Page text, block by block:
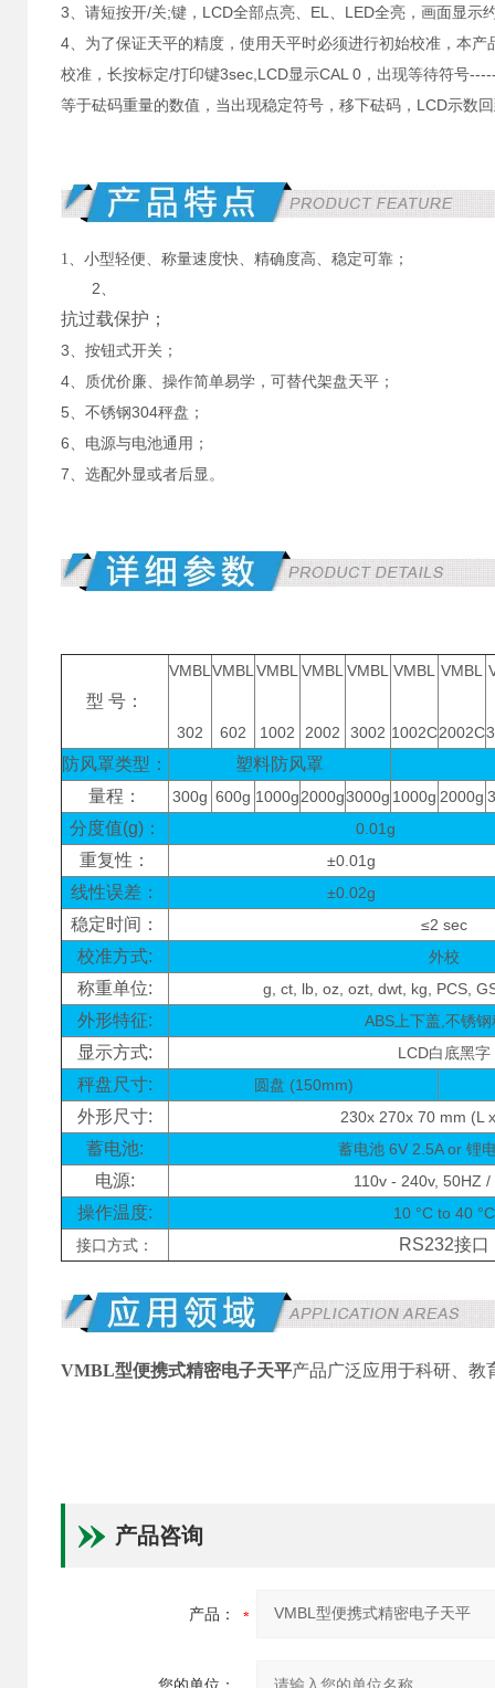
3、请短按开/关;键，LCD全部点亮、EL、LED全亮，画面显
4、为了保证天平的精度，使用天平时必须进行初始校准，本
校准，长按标定/打印键3sec,LCD显示CAL 0，出现等待符号
等于砝码重量的数值，当出现稳定符号，移下砝码，LCD示数
1、小型轻便、称量速度快、精确度高、稳定可靠；
2、
抗过载保护；
3、按钮式开关；
4、质优价廉、操作简单易学，可替代架盘天平；
5、不锈钢304秤盘；
6、电源与电池通用；
7、选配外显或者后显。
型 号：
VMBL
302
VMBL
602
VMBL
1002
VMBL
2002
VMBL
3002
VMBL
1002C
VMBL
2002C
防风罩类型：
塑料防风罩
量程：
300g 600g 1000g2000g3000g 1000g 2000g
分度值(g)： 0.01g
重复性： ±0.01g
线性误差： ±0.02g
稳定时间： ≤2 sec
校准方式: 外校
称重单位: g, ct, lb, oz, ozt, dwt, kg, PCS,
外形特征: ABS上下盖,不锈
显示方式: LCD白底黑字
秤盘尺寸: 圆盘 (150mm)
外形尺寸: 230x 270x 70 mm (L
蓄电池: 蓄电池 6V 2.5A or 锂
电源: 110v - 240v, 50HZ /
操作温度:
10 °C to 40 °C
接口方式：
RS232接口
VMBL型便携式精密电子天平产品广泛应用于科研、教
产品咨询
产品：
您的单位：